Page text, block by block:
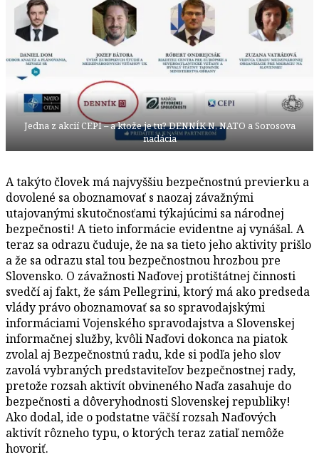
Jedna z akcií CEPI – a ktože je tu? DENNÍK N, NATO a Sorosova
nadácia
A takýto človek má najvyššiu bezpečnostnú previerku a
dovolené sa oboznamovať s naozaj závažnými
utajovanými skutočnosťami týkajúcimi sa národnej
bezpečnosti! A tieto informácie evidentne aj vynášal. A
teraz sa odrazu čuduje, že na sa tieto jeho aktivity prišlo
a že sa odrazu stal tou bezpečnostnou hrozbou pre
Slovensko. O závažnosti Naďovej protištátnej činnosti
svedčí aj fakt, že sám Pellegrini, ktorý má ako predseda
vlády právo oboznamovať sa so spravodajskými
informáciami Vojenského spravodajstva a Slovenskej
informačnej služby, kvôli Naďovi dokonca na piatok
zvolal aj Bezpečnostnú radu, kde si podľa jeho slov
zavolá vybraných predstaviteľov bezpečnostnej rady,
pretože rozsah aktivít obvineného Naďa zasahuje do
bezpečnosti a dôveryhodnosti Slovenskej republiky!
Ako dodal, ide o podstatne väčší rozsah Naďových
aktivít rôzneho typu, o ktorých teraz zatiaľ nemôže
hovoriť.